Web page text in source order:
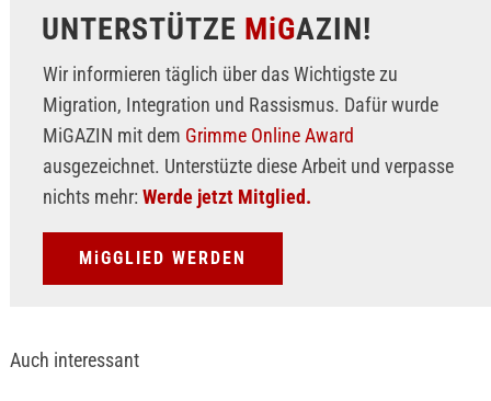
UNTERSTÜTZE MiGAZIN!
Wir informieren täglich über das Wichtigste zu
Migration, Integration und Rassismus. Dafür wurde
MiGAZIN mit dem Grimme Online Award
ausgezeichnet. Unterstüzte diese Arbeit und verpasse
nichts mehr: Werde jetzt Mitglied.
MiGGLIED WERDEN
Auch interessant